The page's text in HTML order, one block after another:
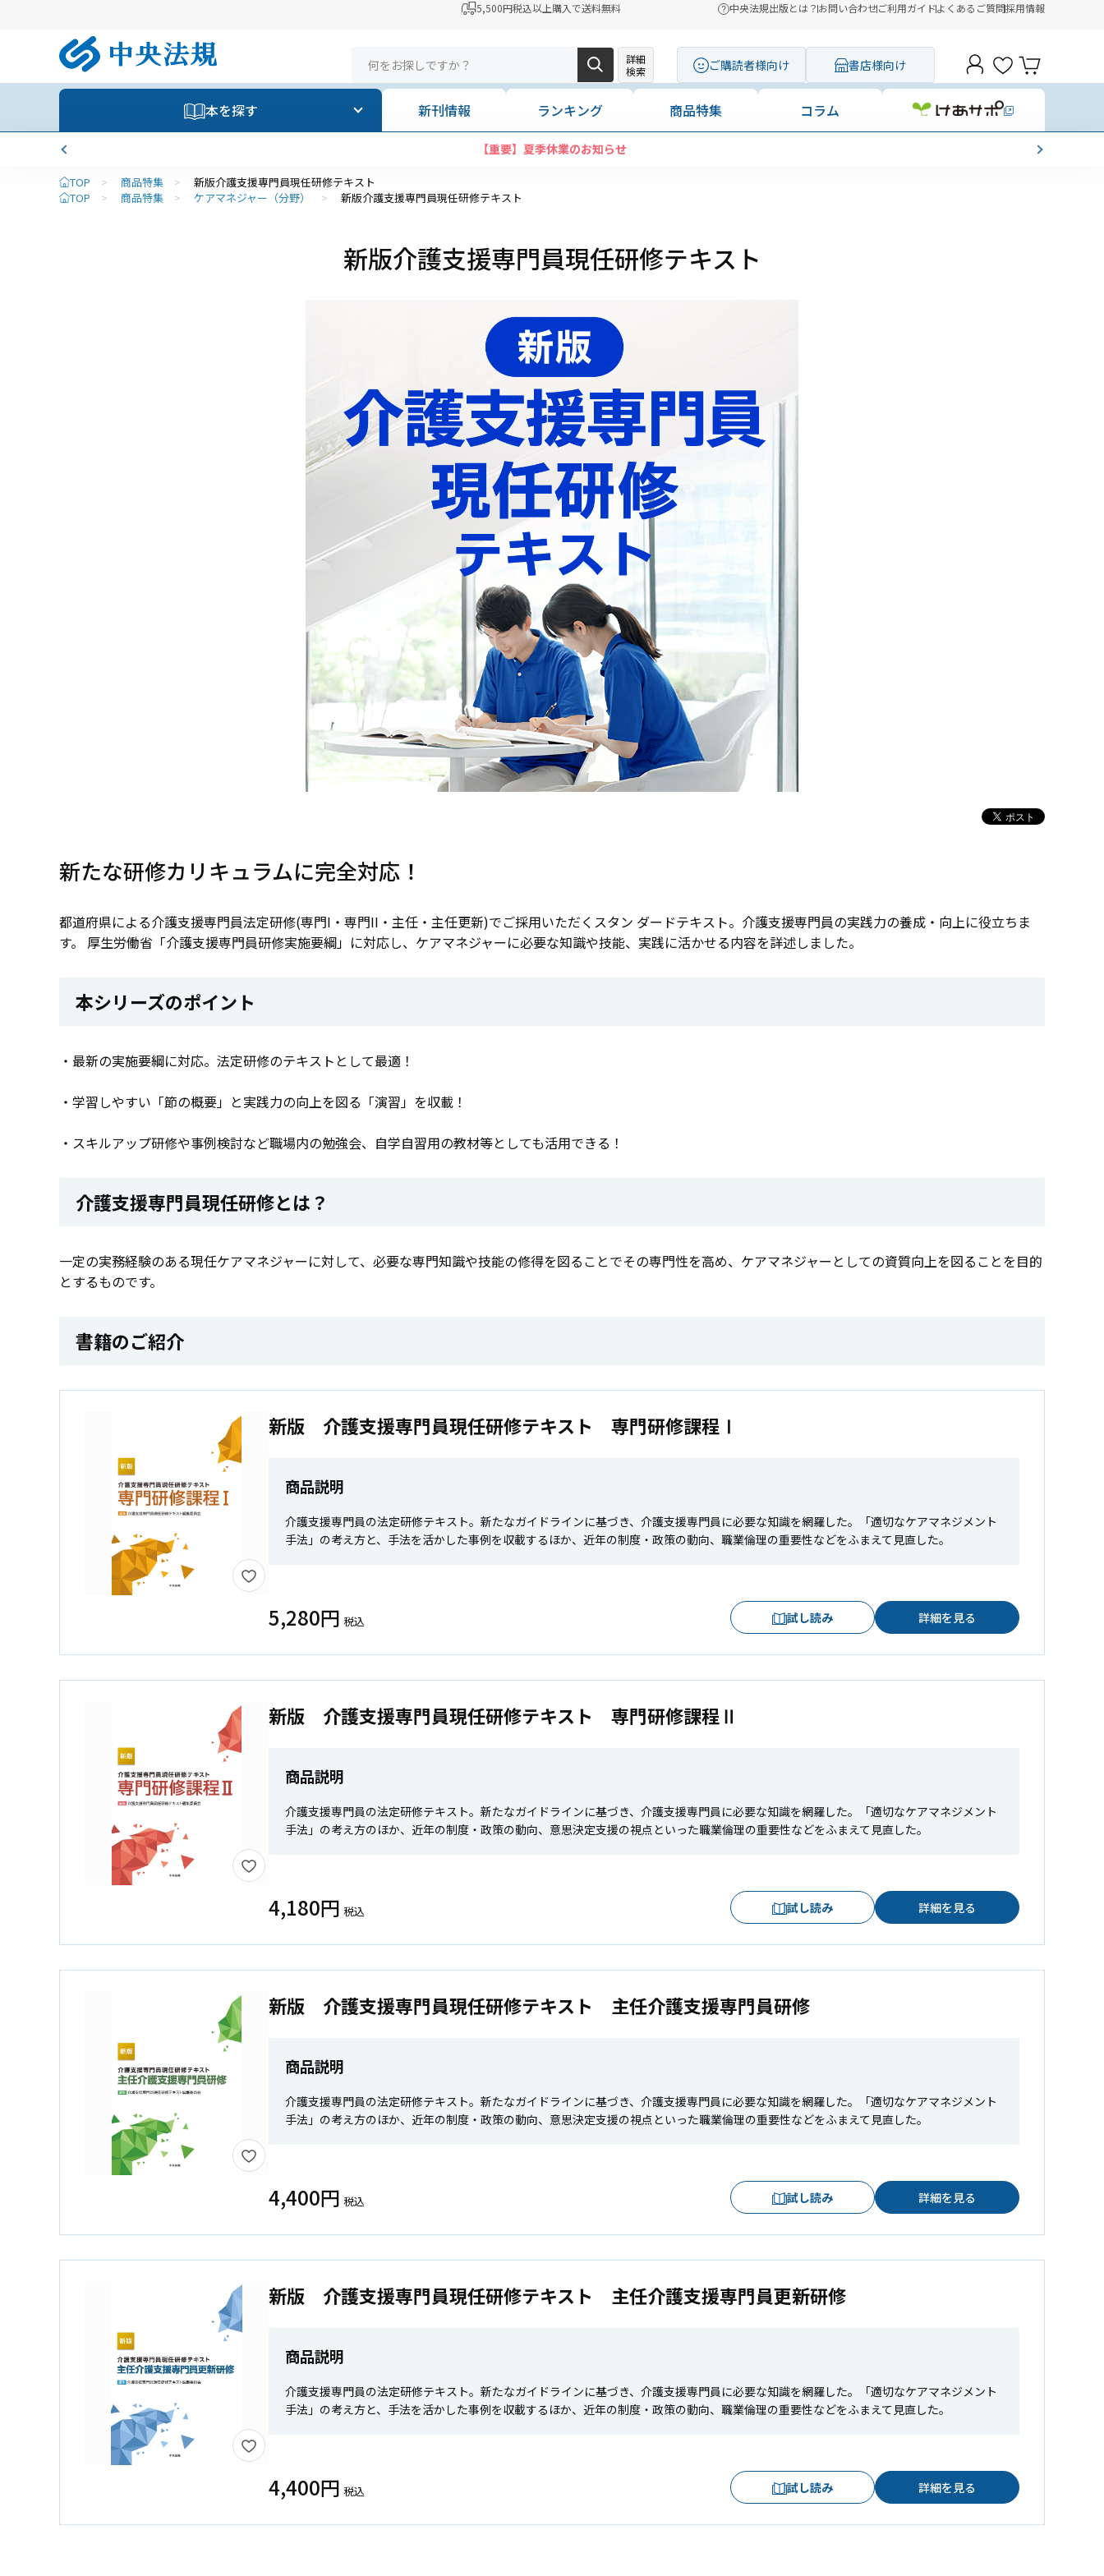
5,500円税込以上購入で送料無料 中央法規出版とは？お問い合わせご利用ガイドよくあるご質問採用情報
詳細
検索
ご購読者様向け 書店様向け
本を探す 新刊情報 ランキング 商品特集 コラム
コンビニ決済に「セブンイレブン」を追加いたしました
TOP > 商品特集 >
新版介護支援専門員現任研修テキスト
TOP
> 商品特集 > ケアマネジャー（分野） > 新版介護支援専門員現任研修テキスト
新版介護支援専門員現任研修テキスト
新たな研修カリキュラムに完全対応！
都道府県による介護支援専門員法定研修(専門I・専門II・主任・主任更新)でご採用いただくスタン ダードテキスト。介護支援専門員の実践力の養成・向上に役立ちま
す。 厚生労働省「介護支援専門員研修実施要綱」に対応し、ケアマネジャーに必要な知識や技能、実践に活かせる内容を詳述しました。
本シリーズのポイント
・最新の実施要綱に対応。法定研修のテキストとして最適！
・学習しやすい「節の概要」と実践力の向上を図る「演習」を収載！
・スキルアップ研修や事例検討など職場内の勉強会、自学自習用の教材等としても活用できる！
介護支援専門員現任研修とは？
一定の実務経験のある現任ケアマネジャーに対して、必要な専門知識や技能の修得を図ることでその専門性を高め、ケアマネジャーとしての資質向上を図ることを目的
とするものです。
書籍のご紹介
新版 介護支援専門員現任研修テキスト 専門研修課程Ⅰ
商品説明
介護支援専門員の法定研修テキスト。新たなガイドラインに基づき、介護支援専門員に必要な知識を網羅した。「適切なケアマネジメント
手法」の考え方と、手法を活かした事例を収載するほか、近年の制度・政策の動向、職業倫理の重要性などをふまえて見直した。
5,280円 税込 試し読み 詳細を見る
新版 介護支援専門員現任研修テキスト 専門研修課程Ⅱ
商品説明
介護支援専門員の法定研修テキスト。新たなガイドラインに基づき、介護支援専門員に必要な知識を網羅した。「適切なケアマネジメント
手法」の考え方のほか、近年の制度・政策の動向、意思決定支援の視点といった職業倫理の重要性などをふまえて見直した。
4,180円 税込 試し読み 詳細を見る
新版 介護支援専門員現任研修テキスト 主任介護支援専門員研修
商品説明
介護支援専門員の法定研修テキスト。新たなガイドラインに基づき、介護支援専門員に必要な知識を網羅した。「適切なケアマネジメント
手法」の考え方のほか、近年の制度・政策の動向、意思決定支援の視点といった職業倫理の重要性などをふまえて見直した。
4,400円 税込 試し読み 詳細を見る
新版 介護支援専門員現任研修テキスト 主任介護支援専門員更新研修
商品説明
介護支援専門員の法定研修テキスト。新たなガイドラインに基づき、介護支援専門員に必要な知識を網羅した。「適切なケアマネジメント
手法」の考え方と、手法を活かした事例を収載するほか、近年の制度・政策の動向、職業倫理の重要性などをふまえて見直した。
4,400円 税込 試し読み 詳細を見る